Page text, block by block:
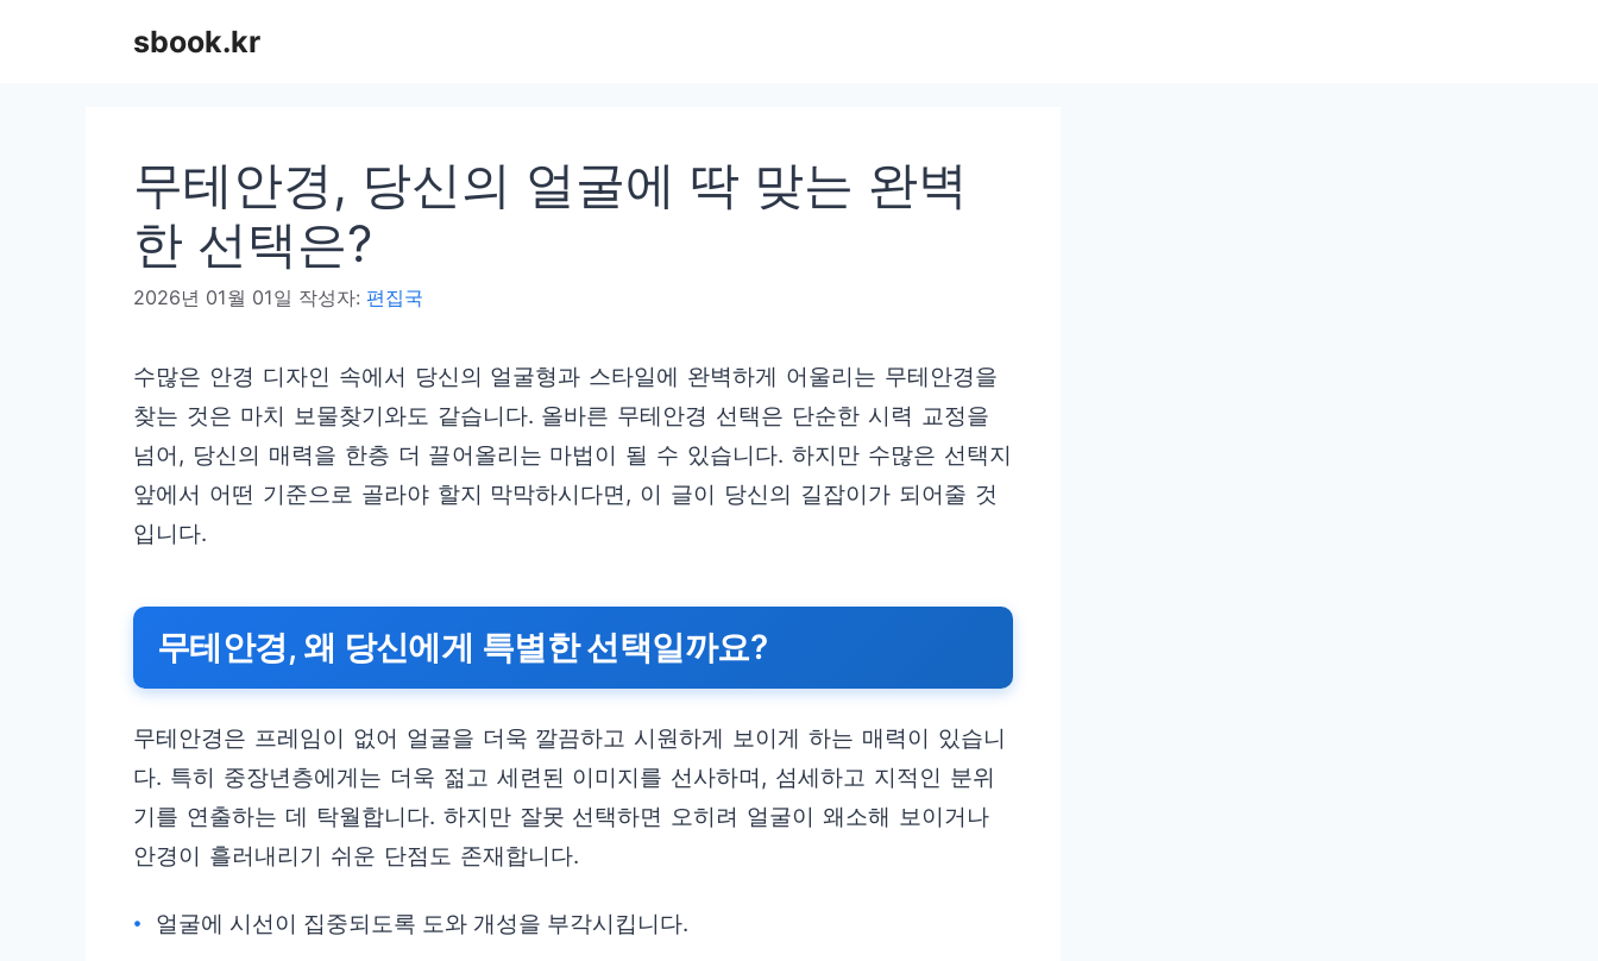
sbook.kr
무테안경, 당신의 얼굴에 딱 맞는 완벽
한 선택은?
2026년 01월 01일 작성자: 편집국
수많은 안경 디자인 속에서 당신의 얼굴형과 스타일에 완벽하게 어울리는 무테안경을
찾는 것은 마치 보물찾기와도 같습니다. 올바른 무테안경 선택은 단순한 시력 교정을
넘어, 당신의 매력을 한층 더 끌어올리는 마법이 될 수 있습니다. 하지만 수많은 선택지
앞에서 어떤 기준으로 골라야 할지 막막하시다면, 이 글이 당신의 길잡이가 되어줄 것
입니다.
무테안경, 왜 당신에게 특별한 선택일까요?
무테안경은 프레임이 없어 얼굴을 더욱 깔끔하고 시원하게 보이게 하는 매력이 있습니
다. 특히 중장년층에게는 더욱 젊고 세련된 이미지를 선사하며, 섬세하고 지적인 분위
기를 연출하는 데 탁월합니다. 하지만 잘못 선택하면 오히려 얼굴이 왜소해 보이거나
안경이 흘러내리기 쉬운 단점도 존재합니다.
얼굴에 시선이 집중되도록 도와 개성을 부각시킵니다.